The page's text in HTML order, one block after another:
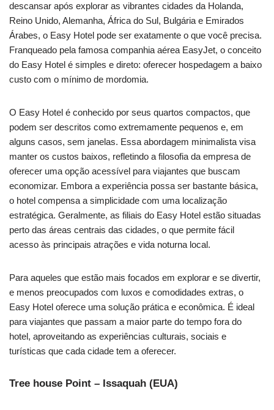
descansar após explorar as vibrantes cidades da Holanda,
Reino Unido, Alemanha, África do Sul, Bulgária e Emirados
Árabes, o Easy Hotel pode ser exatamente o que você precisa.
Franqueado pela famosa companhia aérea EasyJet, o conceito
do Easy Hotel é simples e direto: oferecer hospedagem a baixo
custo com o mínimo de mordomia.
O Easy Hotel é conhecido por seus quartos compactos, que
podem ser descritos como extremamente pequenos e, em
alguns casos, sem janelas. Essa abordagem minimalista visa
manter os custos baixos, refletindo a filosofia da empresa de
oferecer uma opção acessível para viajantes que buscam
economizar. Embora a experiência possa ser bastante básica,
o hotel compensa a simplicidade com uma localização
estratégica. Geralmente, as filiais do Easy Hotel estão situadas
perto das áreas centrais das cidades, o que permite fácil
acesso às principais atrações e vida noturna local.
Para aqueles que estão mais focados em explorar e se divertir,
e menos preocupados com luxos e comodidades extras, o
Easy Hotel oferece uma solução prática e econômica. É ideal
para viajantes que passam a maior parte do tempo fora do
hotel, aproveitando as experiências culturais, sociais e
turísticas que cada cidade tem a oferecer.
Tree house Point – Issaquah (EUA)